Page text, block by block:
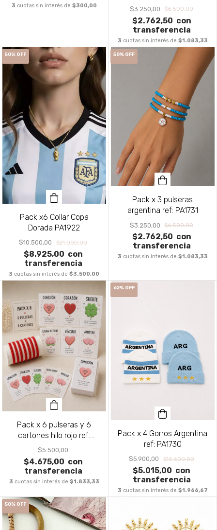
3 cuotas sin interés de $300,00 $3.250,00 $6.500,00
$2.762,50 con
transferencia
3 cuotas sin interés de $1.083,33
50% OFF
Pack x6 Collar Copa
Dorada PA1922
$10.500,00 $21.000,00
$8.925,00 con
transferencia
3 cuotas sin interés de $3.500,00
50% OFF
Pack x 3 pulseras
argentina ref: PA1731
$3.250,00 $6.500,00
$2.762,50 con
transferencia
3 cuotas sin interés de $1.083,33
Pack x 6 pulseras y 6
cartones hilo rojo ref:
PA1964
$5.500,00
$4.675,00 con
transferencia
3 cuotas sin interés de $1.833,33
62% OFF
Pack x 4 Gorros Argentina
ref: PA1730
$5.900,00 $15.600,00
$5.015,00 con
transferencia
3 cuotas sin interés de $1.966,67
50% OFF